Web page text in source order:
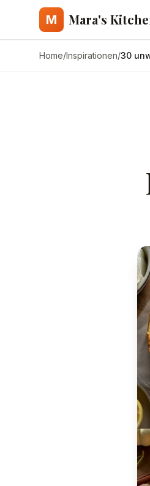
M Mara's
Home/Inspirationen/30